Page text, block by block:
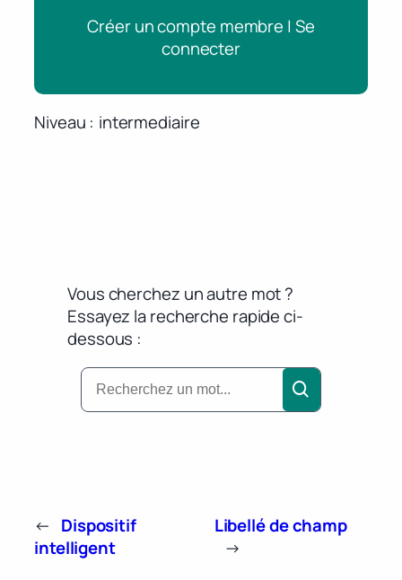
Créer un compte membre | Se
connecter
Niveau intermediaire
Vous cherchez un autre mot ?
Essayez la recherche rapide ci-
dessous :
← Dispositif
intelligent
Libellé de champ
→